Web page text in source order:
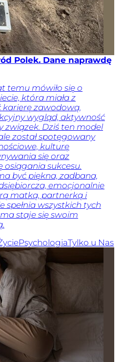
Polek. Dane naprawdę
temu mówiło się o
która miała z
karierę zawodową,
wygląd, aktywność
związek. Dziś ten model
został spotęgowany
kulturę
się oraz
osiągania sukcesu.
być piękna, zadbana,
emocjonalnie
matką, partnerką i
spełnia wszystkich tych
staje się swoim
PsychologiaTylko u Nas